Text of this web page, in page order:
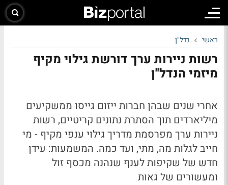
ראשי נדל"ן
רשות ניירות ערך דורשת גילוי מקיף
מיזמי הנדל"ן
אחרי שנים שבהן חברות ייזום גייסו ממשקיעים
מיליארדים תוך הסתרת נתונים קריטיים, רשות
ניירות ערך מפרסמת מדריך גילוי ענפי מקיף - מי
חייב לגלות מה, מתי, ועד כמה. המשמעות: עידן
חדש של שקיפות לענף שנהנה מכסף זול
ומעשורים של גאות